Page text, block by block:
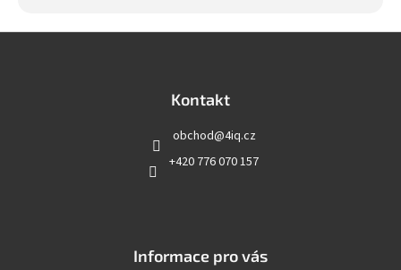
Kontakt
obchod@4iq.cz
+420 776 070 157
Informace pro vás